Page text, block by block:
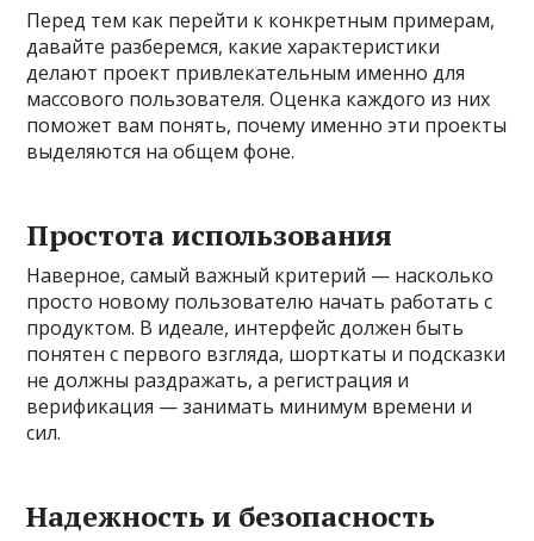
Перед тем как перейти к конкретным примерам,
давайте разберемся, какие характеристики
делают проект привлекательным именно для
массового пользователя. Оценка каждого из них
поможет вам понять, почему именно эти проекты
выделяются на общем фоне.
Простота использования
Наверное, самый важный критерий — насколько
просто новому пользователю начать работать с
продуктом. В идеале, интерфейс должен быть
понятен с первого взгляда, шорткаты и подсказки
не должны раздражать, а регистрация и
верификация — занимать минимум времени и
сил.
Надежность и безопасность